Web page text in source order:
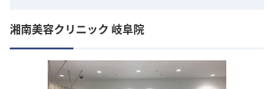
湘南美容クリニック 岐阜院